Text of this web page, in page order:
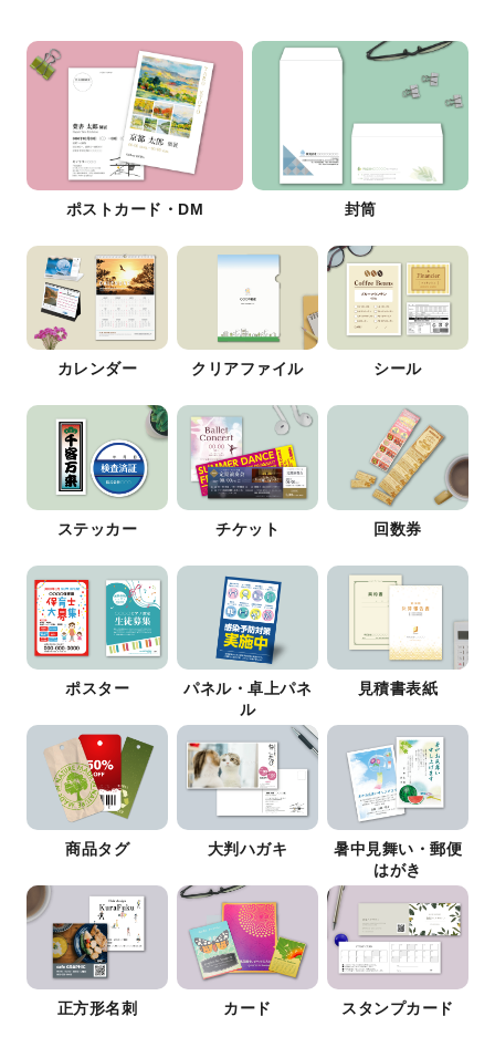
ポストカード・DM 封筒
カレンダー クリアファイル シール
ステッカー チケット 回数券
ポスター
パネル・卓上パネ
ル
見積書表紙
商品タグ 大判ハガキ
暑中見舞い・郵便
はがき
正方形名刺 カード スタンプカード